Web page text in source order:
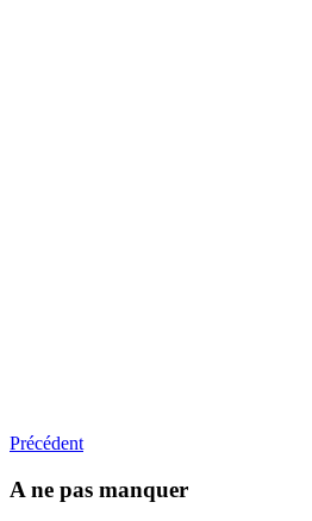
Précédent
A ne pas manquer